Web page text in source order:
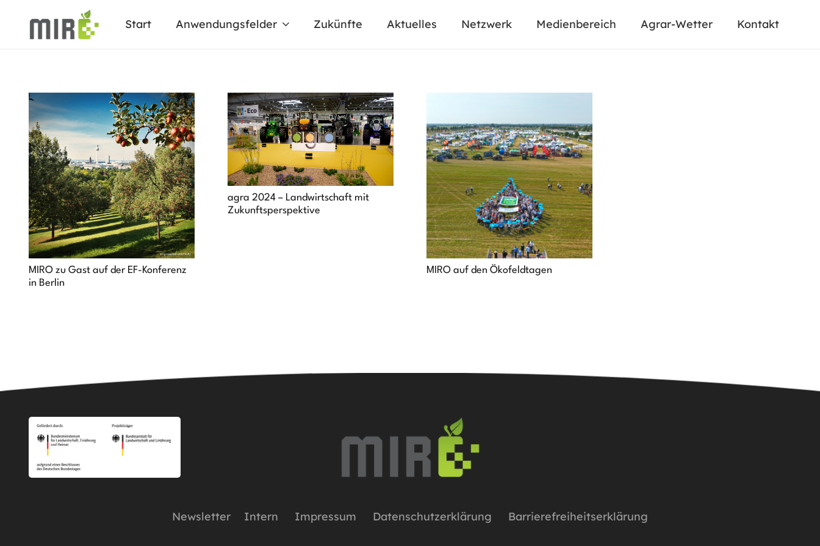
Start Anwendungsfelder Zukünfte Aktuelles Netzwerk Medienbereich Agrar-Wetter Kontakt
MIRO zu Gast auf der EF-Konferenz
in Berlin
agra 2024 – Landwirtschaft mit
Zukunftsperspektive
MIRO auf den Ökofeldtagen
Newsletter Intern Impressum Datenschutzerklärung Barrierefreiheitserklärung